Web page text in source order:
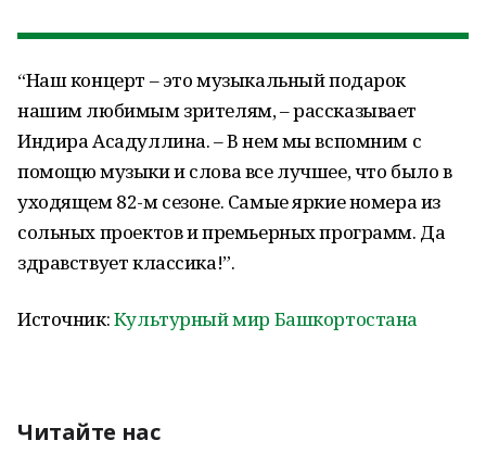
“Наш концерт – это музыкальный подарок
нашим любимым зрителям, – рассказывает
Индира Асадуллина. – В нем мы вспомним с
помощю музыки и слова все лучшее, что было в
уходящем 82-м сезоне. Самые яркие номера из
сольных проектов и премьерных программ. Да
здравствует классика!”.
Источник:Культурный мир Башкортостана
Читайте нас